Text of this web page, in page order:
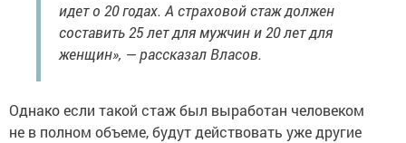
идет о 20 годах. А страховой стаж должен
составить 25 лет для мужчин и 20 лет для
женщин», — рассказал Власов.
Однако если такой стаж был выработан человеком
не в полном объеме, будут действовать уже другие